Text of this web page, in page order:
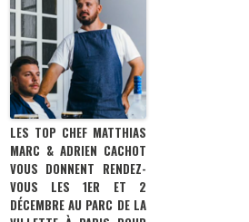
LES TOP CHEF MATTHIAS
MARC & ADRIEN CACHOT
VOUS DONNENT RENDEZ-
VOUS LES 1ER ET 2
DÉCEMBRE AU PARC DE LA